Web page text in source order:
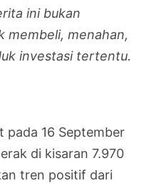
ini bukan
membeli, menahan,
investasi tertentu.
pada 16 September
di kisaran 7.970
tren positif dari